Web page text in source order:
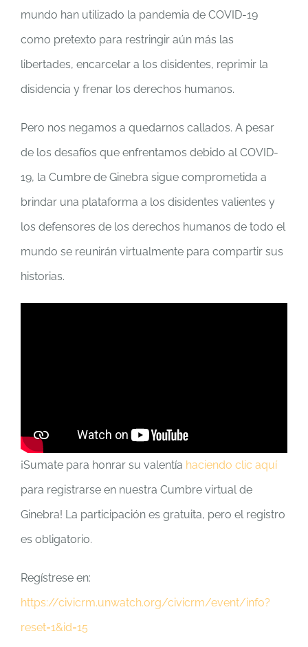
mundo han utilizado la pandemia de COVID-19
como pretexto para restringir aún más las
libertades, encarcelar a los disidentes, reprimir la
disidencia y frenar los derechos humanos.
Pero nos negamos a quedarnos callados. A pesar
de los desafíos que enfrentamos debido al COVID-
19, la Cumbre de Ginebra sigue comprometida a
brindar una plataforma a los disidentes valientes y
los defensores de los derechos humanos de todo el
mundo se reunirán virtualmente para compartir sus
historias.
¡Sumate para honrar su valentía haciendo clic aquí
para registrarse en nuestra Cumbre virtual de
Ginebra! La participación es gratuita, pero el registro
es obligatorio.
Regístrese en:
https://civicrm.unwatch.org/civicrm/event/info?
reset=1&id=15